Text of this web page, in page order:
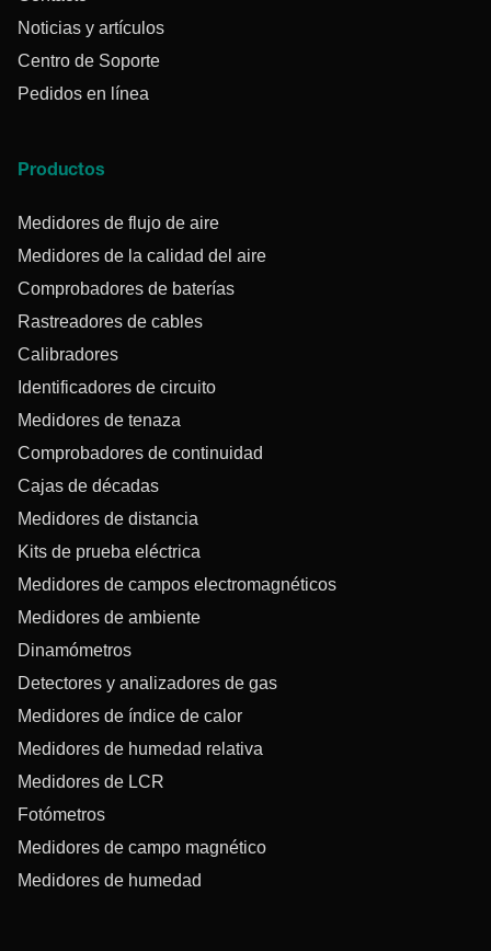
Noticias y artículos
Centro de Soporte
Pedidos en línea
Productos
Medidores de flujo de aire
Medidores de la calidad del aire
Comprobadores de baterías
Rastreadores de cables
Calibradores
Identificadores de circuito
Medidores de tenaza
Comprobadores de continuidad
Cajas de décadas
Medidores de distancia
Kits de prueba eléctrica
Medidores de campos electromagnéticos
Medidores de ambiente
Dinamómetros
Detectores y analizadores de gas
Medidores de índice de calor
Medidores de humedad relativa
Medidores de LCR
Fotómetros
Medidores de campo magnético
Medidores de humedad